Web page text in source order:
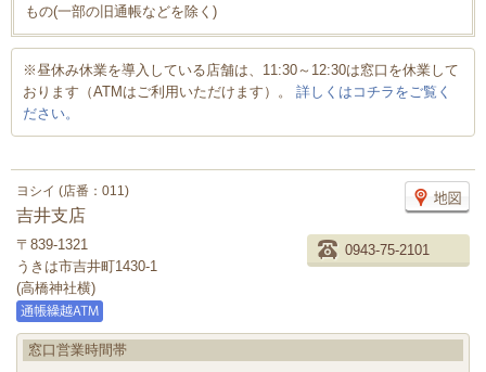
もの(一部の旧通帳などを除く)
※昼休み休業を導入している店舗は、11:30～12:30は窓口を休業して
おります（ATMはご利用いただけます）。 詳しくはコチラをご覧く
ださい。
ヨシイ (店番：011)
吉井支店
0943-75-2101
〒839-1321
うきは市吉井町1430-1
(高橋神社横)
窓口営業時間帯